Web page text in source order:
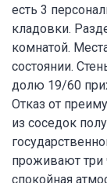
есть 3
кладовки.
комнатой.
состоянии.
долю 19/60
Отказ от
из соседок
проживают
спокойная